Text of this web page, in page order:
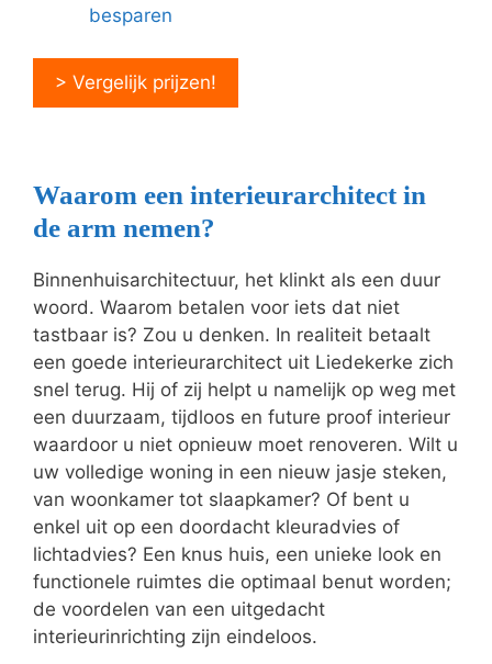
besparen
> Vergelijk prijzen!
Waarom een interieurarchitect in
de arm nemen?
Binnenhuisarchitectuur, het klinkt als een duur
woord. Waarom betalen voor iets dat niet
tastbaar is? Zou u denken. In realiteit betaalt
een goede interieurarchitect uit Liedekerke zich
snel terug. Hij of zij helpt u namelijk op weg met
een duurzaam, tijdloos en future proof interieur
waardoor u niet opnieuw moet renoveren. Wilt u
uw volledige woning in een nieuw jasje steken,
van woonkamer tot slaapkamer? Of bent u
enkel uit op een doordacht kleuradvies of
lichtadvies? Een knus huis, een unieke look en
functionele ruimtes die optimaal benut worden;
de voordelen van een uitgedacht
interieurinrichting zijn eindeloos.